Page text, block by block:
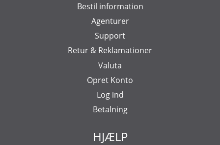
Bestil information
Agenturer
Support
Retur & Reklamationer
Valuta
Opret Konto
Log ind
Betalning
HJÆLP